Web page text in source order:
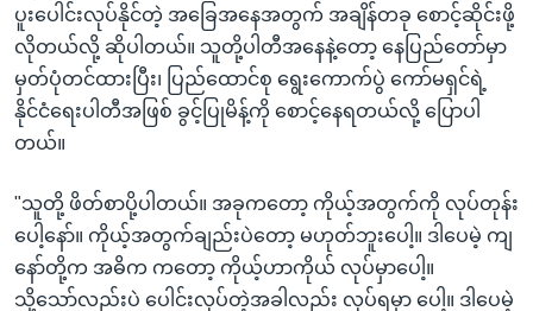
ပူးပေါင်းလုပ်နိုင်တဲ့ အခြေအနေအတွက် အချိန်တခု စောင့်ဆိုင်းဖို့
လိုတယ်လို့ ဆိုပါတယ်။ သူတို့ပါတီအနေနဲ့တော့ နေပြည်တော်မှာ
မှတ်ပုံတင်ထားပြီး၊ ပြည်ထောင်စု ရွေးကောက်ပွဲ ကော်မရှင်ရဲ့
နိုင်ငံရေးပါတီအဖြစ် ခွင့်ပြုမိန့်ကို စောင့်နေရတယ်လို့ ပြောပါ
တယ်။
"သူတို့ ဖိတ်စာပို့ပါတယ်။ အခုကတော့ ကိုယ့်အတွက်ကို လုပ်တုန်း
ပေါ့နော်။ ကိုယ့်အတွက်ချည်းပဲတော့ မဟုတ်ဘူးပေါ့။ ဒါပေမဲ့ ကျ
နော်တို့က အဓိက ကတော့ ကိုယ့်ဟာကိုယ် လုပ်မှာပေါ့။
သို့သော်လည်းပဲ ပေါင်းလုပ်တဲ့အခါလည်း လုပ်ရမှာ ပေါ့။ ဒါပေမဲ့